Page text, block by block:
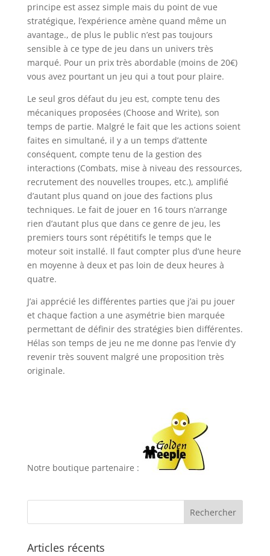
principe est assez simple mais du point de vue
stratégique, l’expérience amène quand même un
avantage., de plus le public n’est pas toujours
sensible à ce type de jeu dans un univers très
marqué. Pour un prix très abordable (moins de 20€)
vous avez pourtant un jeu qui a tout pour plaire.
Le seul gros défaut du jeu est, compte tenu des
mécaniques proposées (Choose and Write), son
temps de partie. Malgré le fait que les actions soient
faites en simultané, il y a un temps d’attente
conséquent, compte tenu de la gestion des
interactions (Combats, mise à niveau des ressources,
recrutement des nouvelles troupes, etc.), amplifié
d’autant plus quand on joue des factions plus
techniques. Le fait de jouer en 16 tours n’arrange
rien d’autant plus que dans ce genre de jeu, les
premiers tours sont répétitifs le temps que le
moteur soit installé. Il faut compter plus d’une heure
en moyenne à deux et pas loin de deux heures à
quatre.
J’ai apprécié les différentes parties que j’ai pu jouer
et chaque faction a une asymétrie bien marquée
permettant de définir des stratégies bien différentes.
Hélas son temps de jeu ne me donne pas l’envie d’y
revenir très souvent malgré une proposition très
originale.
Notre boutique partenaire :
Articles récents